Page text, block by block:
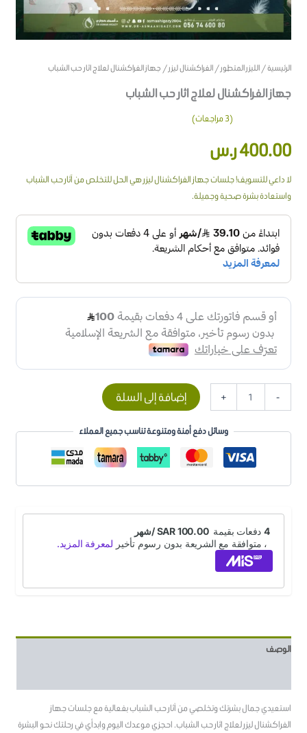
الرئيسية/الليزر المتطور/الفراكشنال ليزر/ جهاز الفراكشنال لعلاج اثار حب الشباب
جهاز الفراكشنال لعلاج اثار حب الشباب
التقييم بـ
3.67من
على
تقييم
عملاء
(
3مراجعات)
400.00ر.س
لا داعي للتسويف! جلسات جهاز الفراكشنال ليزر هي الحل للتخلص من آثار حب الشباب
واستعادة بشرة صحية وجميلة.
-
+ إضافة إلى السلة
وسائل دفع أمنة ومتنوعة تناسب جميع العملاء
الوصف
استعيدي جمال بشرتك وتخلصي من آثار حب الشباب بفعالية مع جلسات جهاز
الفراكشنال ليزر لعلاج اثار حب الشباب. احجزي موعدك اليوم وابدأي في رحلتك نحو البشرة